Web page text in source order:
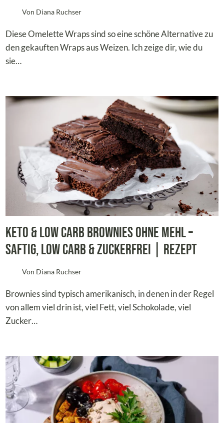
Von Diana Ruchser
Diese Omelette Wraps sind so eine schöne Alternative zu
den gekauften Wraps aus Weizen. Ich zeige dir, wie du
sie…
Keto & Low Carb Brownies ohne Mehl –
Saftig, Low Carb & Zuckerfrei | Rezept
Von Diana Ruchser
Brownies sind typisch amerikanisch, in denen in der Regel
von allem viel drin ist, viel Fett, viel Schokolade, viel
Zucker…